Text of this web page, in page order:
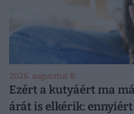
2026. augusztus 8.
Ezért a kutyáért ma
árát is elkérik: